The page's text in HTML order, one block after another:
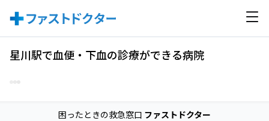
星川駅で血便・下血の診療ができる病院
困ったときの救急窓口 ファストドクター